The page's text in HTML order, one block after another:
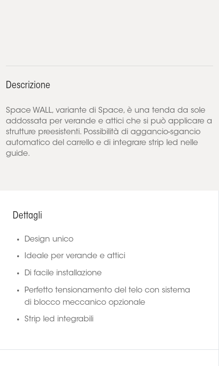
Descrizione
Space WALL, variante di Space, è una tenda da sole
addossata per verande e attici che si può applicare a
strutture preesistenti. Possibilità di aggancio-sgancio
automatico del carrello e di integrare strip led nelle
guide.
Dettagli
Design unico
Ideale per verande e attici
Di facile installazione
Perfetto tensionamento del telo con sistema
di blocco meccanico opzionale
Strip led integrabili